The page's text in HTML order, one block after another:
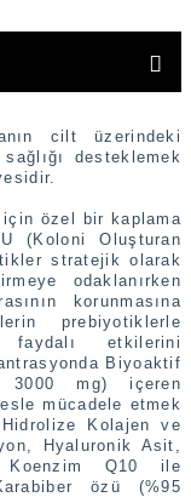
cilt üzerindeki
desteklemek
özel bir kaplama
(Koloni Oluşturan
stratejik olarak
odaklanırken
korunmasına
prebiyotiklerle
etkilerini
Biyoaktif
3000 mg) içeren
mücadele etmek
Kolajen ve
Hyaluronik Asit,
Q10 ile
özü (%95